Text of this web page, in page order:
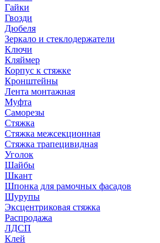
Гайки
Гвозди
Дюбеля
Зеркало и стеклодержатели
Ключи
Кляймер
Корпус к стяжке
Кронштейны
Лента монтажная
Муфта
Саморезы
Стяжка
Стяжка межсекционная
Стяжка трапецивидная
Уголок
Шайбы
Шкант
Шпонка для рамочных фасадов
Шурупы
Эксцентриковая стяжка
Распродажа
ЛДСП
Клей